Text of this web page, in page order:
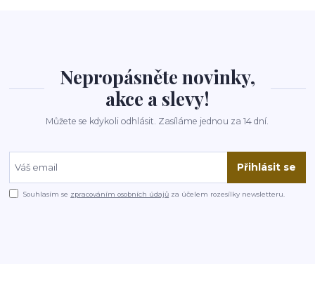
Nepropásněte novinky,
akce a slevy!
Můžete se kdykoli odhlásit. Zasíláme jednou za 14 dní.
Přihlásit se
Souhlasím se zpracováním osobních údajů za účelem rozesílky newsletteru.